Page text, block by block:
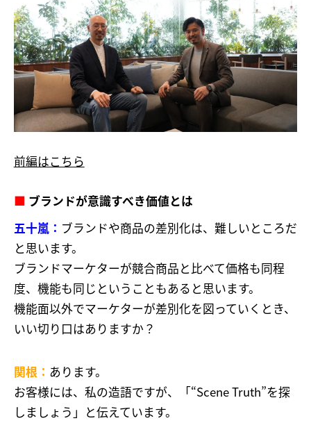
前編はこちら
■ ブランドが意識すべき価値とは
五十嵐： ブランドや商品の差別化は、難しいところだ
と思います。
ブランドマーケターが競合商品と比べて価格も同程
度、機能も同じということもあると思います。
機能面以外でマーケターが差別化を図っていくとき、
いい切り口はありますか？
関根： あります。
お客様には、私の造語ですが、「“Scene Truth”を探
しましょう」と伝えています。